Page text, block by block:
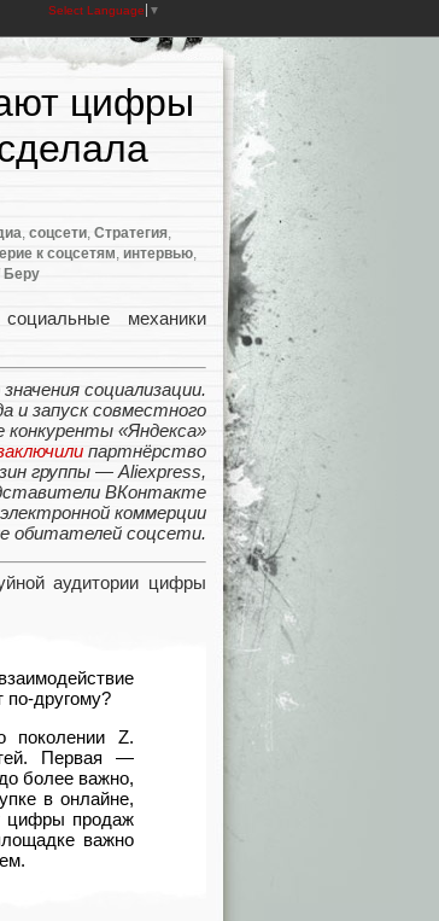
Select Language ▼
цифры
, соцсети, Стратегия,
к соцсетям, интервью,
Беру
механики
социализации.
и запуск совместного
конкуренты «Яндекса»
партнёрство
группы — Aliexpress,
ВКонтакте
коммерции
обитателей соцсети.
аудитории цифры
по-другому?
поколении Z.
Первая —
более важно,
в онлайне,
цифры продаж
важно